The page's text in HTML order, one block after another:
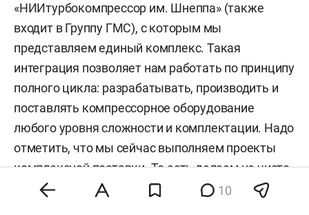
«НИИтурбокомпрессор им. Шнеппа» (также
входит в Группу ГМС), с которым мы
представляем единый комплекс. Такая
интеграция позволяет нам работать по принципу
полного цикла: разрабатывать, производить и
поставлять компрессорное оборудование
любого уровня сложности и комплектации. Надо
отметить, что мы сейчас выполняем проекты
комплексной поставки. То есть делаем не чисто
компрессоры, а компрессорные установки,
10